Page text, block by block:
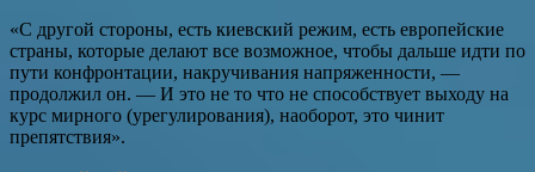
«С другой стороны, есть киевский режим, есть европейские
страны, которые делают все возможное, чтобы дальше идти по
пути конфронтации, накручивания напряженности, —
продолжил он. — И это не то что не способствует выходу на
курс мирного (урегулирования), наоборот, это чинит
препятствия».